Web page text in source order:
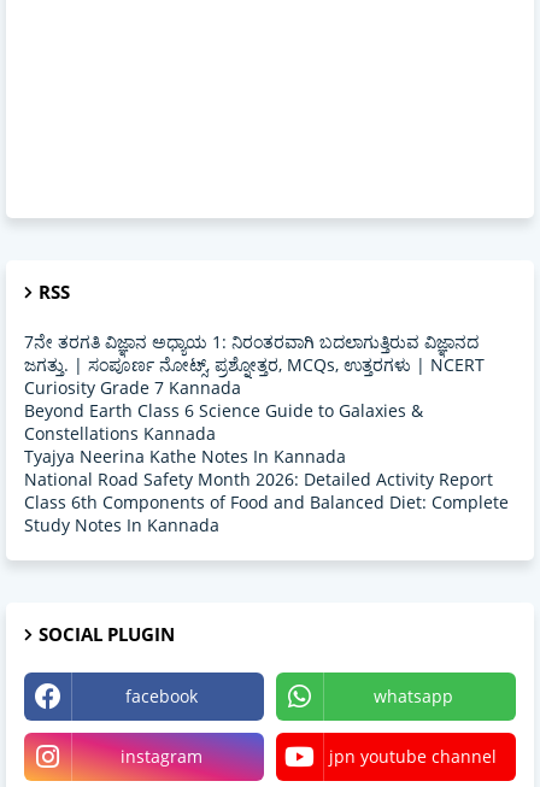
RSS
7ನೇ ತರಗತಿ ವಿಜ್ಞಾನ ಅಧ್ಯಾಯ 1: ನಿರಂತರವಾಗಿ ಬದಲಾಗುತ್ತಿರುವ ವಿಜ್ಞಾನದ
ಜಗತ್ತು. | ಸಂಪೂರ್ಣ ನೋಟ್ಸ್, ಪ್ರಶ್ನೋತ್ತರ, MCQs, ಉತ್ತರಗಳು | NCERT
Curiosity Grade 7 Kannada
Beyond Earth Class 6 Science Guide to Galaxies &
Constellations Kannada
Tyajya Neerina Kathe Notes In Kannada
National Road Safety Month 2026: Detailed Activity Report
Class 6th Components of Food and Balanced Diet: Complete
Study Notes In Kannada
SOCIAL PLUGIN
facebook whatsapp
instagram jpn youtube channel